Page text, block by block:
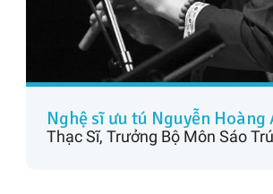
Nghệ sĩ ưu tú Nguyễn Hoàng
Thạc Sĩ, Trưởng Bộ Môn Sáo